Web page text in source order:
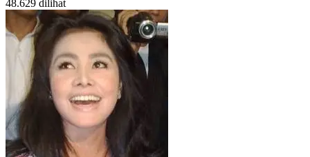
48.629 dilihat